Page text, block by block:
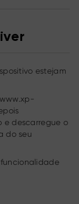
estejam
www.xp-
e descarregue o
do seu
funcionalidade